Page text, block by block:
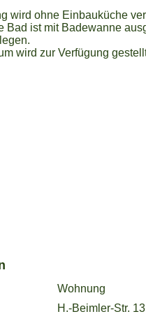
Wohnung
H.-Beimler-Str. 13